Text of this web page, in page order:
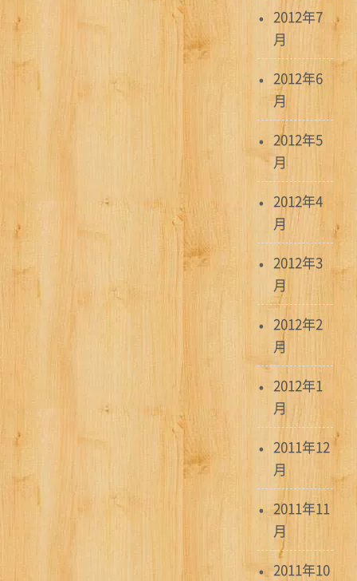
2012年7
月
2012年6
月
2012年5
月
2012年4
月
2012年3
月
2012年2
月
2012年1
月
2011年12
月
2011年11
月
2011年10